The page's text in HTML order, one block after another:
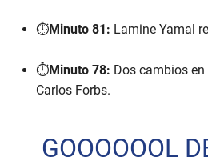
⏱️Minuto 81: Lamine Yamal
⏱️Minuto 78: Dos cambios
Carlos Forbs.
GOOOOOOL